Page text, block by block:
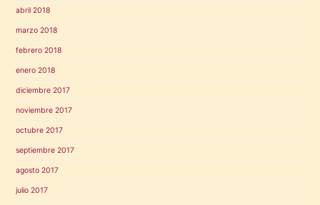
abril 2018
marzo 2018
febrero 2018
enero 2018
diciembre 2017
noviembre 2017
octubre 2017
septiembre 2017
agosto 2017
julio 2017